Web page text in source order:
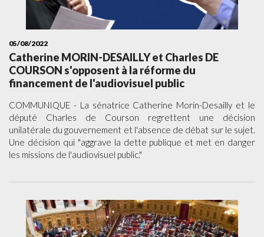
05/08/2022
Catherine MORIN-DESAILLY et Charles DE
COURSON s'opposent à la réforme du
financement de l'audiovisuel public
COMMUNIQUE - La sénatrice Catherine Morin-Desailly et le
député Charles de Courson regrettent une décision
unilatérale du gouvernement et l'absence de débat sur le sujet.
Une décision qui "aggrave la dette publique et met en danger
les missions de l'audiovisuel public."